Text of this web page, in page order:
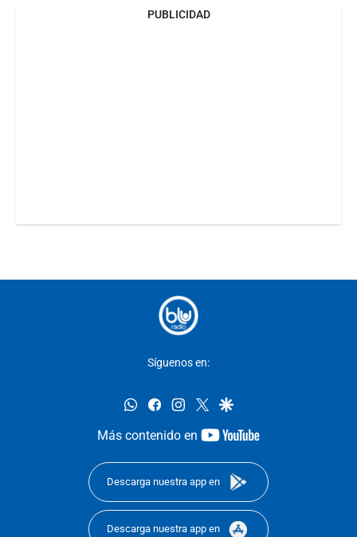
PUBLICIDAD
Síguenos en:
whatsappfacebookinstagram
twittergoogle
Más contenido en
youtube-
Descarga nuestra app en
Descarga nuestra app en